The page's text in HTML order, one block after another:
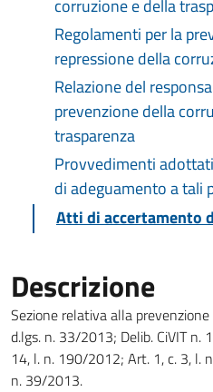
corruzione e della
Regolamenti per la
repressione della
Relazione del
prevenzione della
trasparenza
Provvedimenti
di adeguamento a tali
Atti di accertamento
Descrizione
Sezione relativa alla
d.lgs. n. 33/2013; Delib. CiVIT
14, l. n. 190/2012; Art. 1, c. 3, l.
n. 39/2013.